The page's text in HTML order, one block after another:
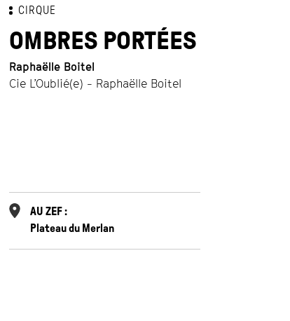
CIRQUE
OMBRES PORTÉES
Raphaëlle Boitel
Cie L’Oublié(e) - Raphaëlle Boitel
AU ZEF :
Plateau du Merlan